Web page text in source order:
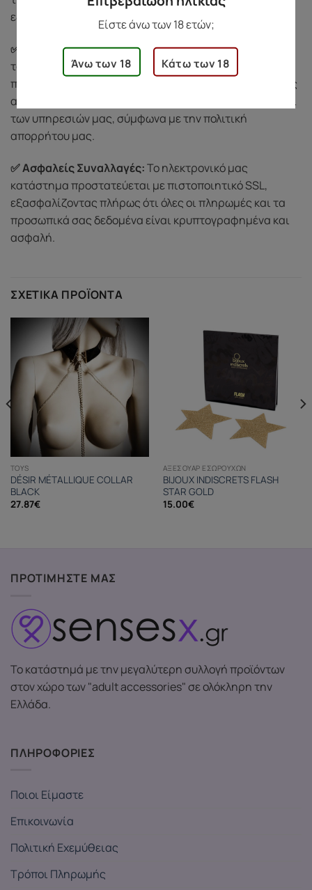
εξυπηρετήσουμε με διακριτικότητα και σεβασμό.
✅ Σεβασμός στην Ιδιωτικότητά σας:Προστατεύουμε
τα προσωπικά σας δεδομένα και δεν τα κοινοποιούμε
ποτέ σε τρίτους. Χρησιμοποιούμε τις πληροφορίες σας
αποκλειστικά για την ολοκλήρωση των παραγγελιών και
των υπηρεσιών μας, σύμφωνα με την πολιτική
απορρήτου μας.
✅ Ασφαλείς Συναλλαγές:Το ηλεκτρονικό μας
κατάστημα προστατεύεται με πιστοποιητικό SSL,
εξασφαλίζοντας πλήρως ότι όλες οι πληρωμές και τα
προσωπικά σας δεδομένα είναι κρυπτογραφημένα και
ασφαλή.
ΣΧΕΤΙΚΆ ΠΡΟΪΌΝΤΑ
TOYS
DÉSIR MÉTALLIQUE COLLAR
BLACK
27.87€
ΑΞΕΣΟΥΆΡ ΕΣΩΡΟΎΧΩΝ
BIJOUX INDISCRETS FLASH
STAR GOLD
15.00€
ΠΡΟΤΙΜΗΣΤΕ ΜΑΣ
Το κατάστημά με την μεγαλύτερη συλλογή προϊόντων
στον χώρο των "adult accessories" σε ολόκληρη την
Ελλάδα.
ΠΛΗΡΟΦΟΡΙΕΣ
Ποιοι Είμαστε
Επικοινωνία
Πολιτική Εχεμύθειας
Τρόποι Πληρωμής
Είστε άνω των 18 ετών;
Άνω των 18 Κάτω των 18